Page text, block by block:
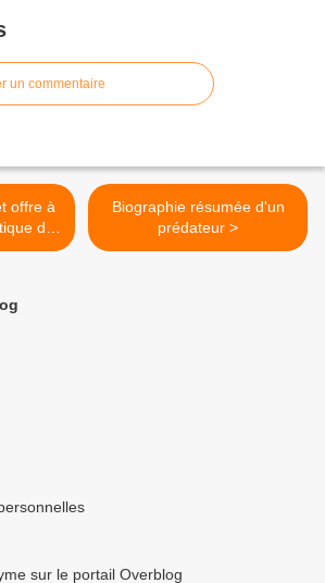
un commentaire
du
Biographie résumée d'un
prédateur >
sur le portail Overblog